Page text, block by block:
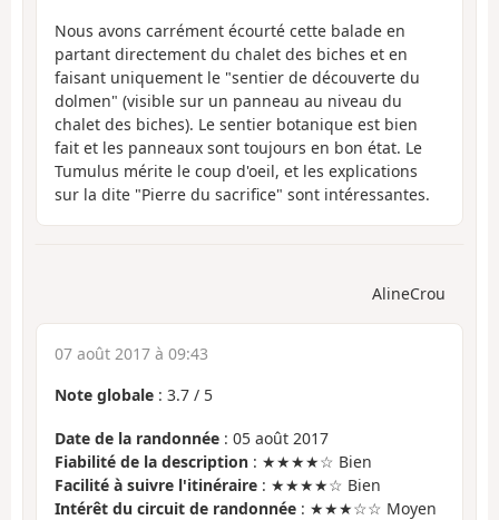
Nous avons carrément écourté cette balade en
partant directement du chalet des biches et en
faisant uniquement le "sentier de découverte du
dolmen" (visible sur un panneau au niveau du
chalet des biches). Le sentier botanique est bien
fait et les panneaux sont toujours en bon état. Le
Tumulus mérite le coup d'oeil, et les explications
sur la dite "Pierre du sacrifice" sont intéressantes.
AlineCrou
07 août 2017 à 09:43
Note globale : 3.7 / 5
Date de la randonnée : 05 août 2017
Fiabilité de la description : ★★★★☆ Bien
Facilité à suivre l'itinéraire : ★★★★☆ Bien
Intérêt du circuit de randonnée : ★★★☆☆ Moyen